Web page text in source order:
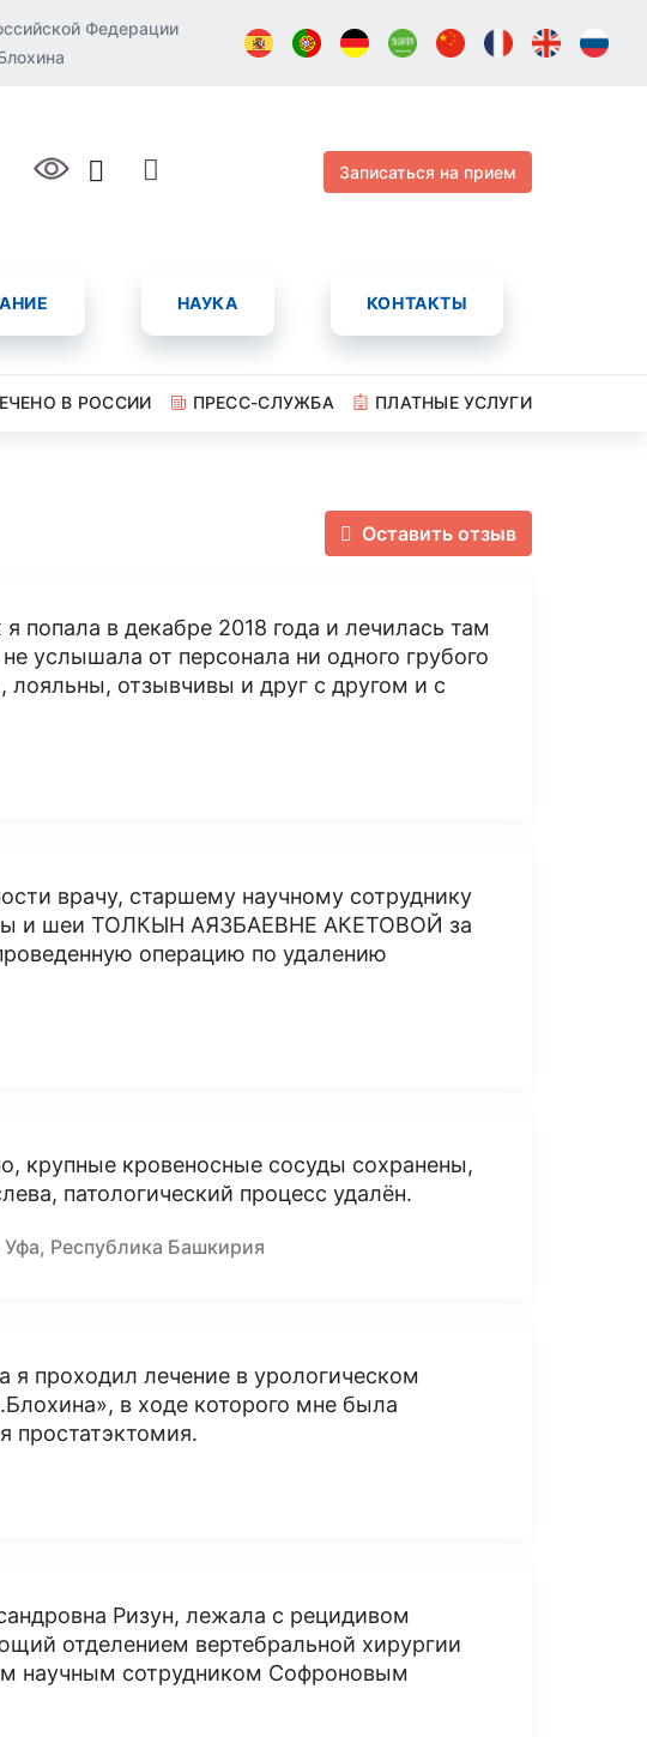
Федерации
Записаться на прием
НАУКА КОНТАКТЫ
В РОССИИ ПРЕСС-СЛУЖБА
ПЛАТНЫЕ УСЛУГИ
Оставить отзыв
попала в декабре 2018 года и лечилась там
услышала от персонала ни одного грубого
лояльны, отзывчивы и друг с другом и с
врачу, старшему научному сотруднику
и шеи ТОЛКЫН АЯЗБАЕВНЕ АКЕТОВОЙ за
операцию по удалению
крупные кровеносные сосуды сохранены,
патологический процесс удалён.
Республика Башкирия
я проходил лечение в урологическом
в ходе которого мне была
простатэктомия.
Ризун, лежала с рецидивом
отделением вертебральной хирургии
научным сотрудником Софроновым